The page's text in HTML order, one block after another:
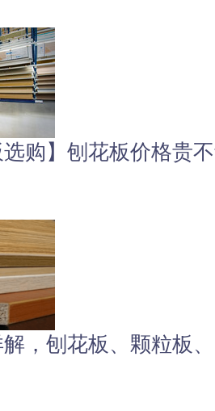
选购】刨花板价格贵
，刨花板、颗粒板